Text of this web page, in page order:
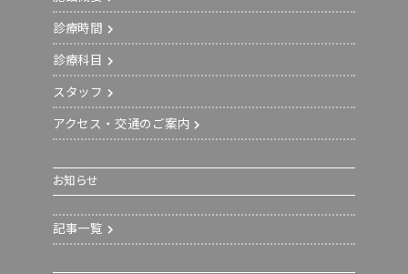
診療時間
診療科目
スタッフ
アクセス・交通のご案内
お知らせ
記事一覧